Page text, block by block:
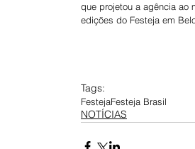
que projetou a agência ao
edições do Festeja em
Tags:
FestejaFesteja Brasil
NOTÍCIAS